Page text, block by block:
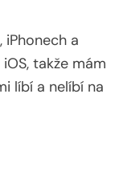
iPhonech a
takže mám
líbí a nelíbí na